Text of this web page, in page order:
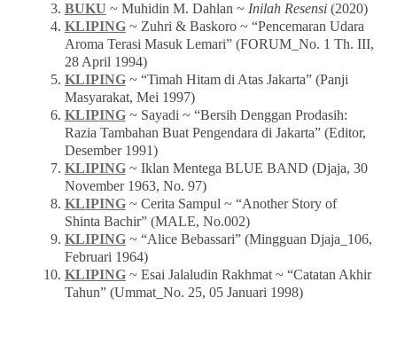
BUKU ~ Muhidin M. Dahlan ~ Inilah Resensi(2020)
KLIPING~ Zuhri & Baskoro ~ “Pencemaran Udara
Aroma Terasi Masuk Lemari” (FORUM_No. 1 Th. III,
28 April 1994)
KLIPING~ “Timah Hitam di Atas Jakarta” (Panji
Masyarakat, Mei 1997)
KLIPING~ Sayadi ~ “Bersih Denggan Prodasih:
Razia Tambahan Buat Pengendara di Jakarta” (Editor,
Desember 1991)
KLIPING~ Iklan Mentega BLUE BAND (Djaja, 30
November 1963, No. 97)
KLIPING~ Cerita Sampul ~ “Another Story of
Shinta Bachir” (MALE, No.002)
KLIPING~ “Alice Bebassari” (Mingguan Djaja_106,
Februari 1964)
KLIPING~ Esai Jalaludin Rakhmat ~ “Catatan Akhir
Tahun” (Ummat_No. 25, 05 Januari 1998)